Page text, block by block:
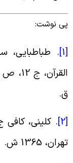
نوشت:
. طباطبایى،
1365 ش.